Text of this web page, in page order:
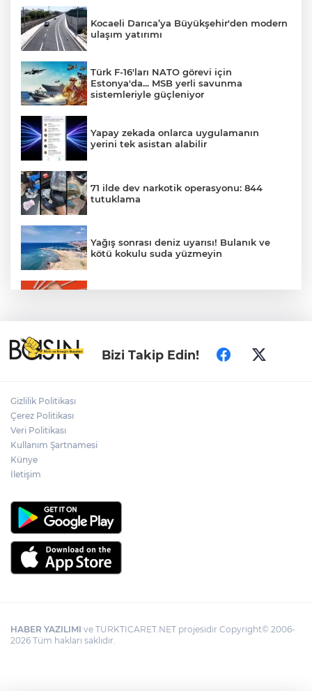
Kocaeli Darıca’ya Büyükşehir'den modern
ulaşım yatırımı
Türk F-16'ları NATO görevi için
Estonya'da... MSB yerli savunma
sistemleriyle güçleniyor
Yapay zekada onlarca uygulamanın
yerini tek asistan alabilir
71 ilde dev narkotik operasyonu: 844
tutuklama
Yağış sonrası deniz uyarısı! Bulanık ve
kötü kokulu suda yüzmeyin
Türkiye ile Vietnam arasında 'hava'da
yeni dönem... Sefer kapasitesi artırıldı
Bizi Takip Edin!
Gizlilik Politikası
Çerez Politikası
Veri Politikası
Kullanım Şartnamesi
Künye
İletişim
HABER YAZILIMI ve TURKTICARET.NET projesidir Copyright© 2006-
2026 Tüm hakları saklıdır.